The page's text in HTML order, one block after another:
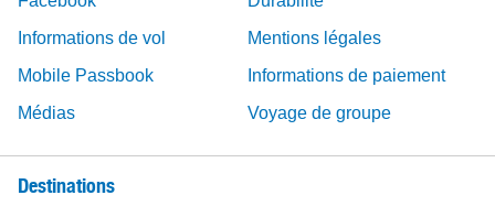
Informations de vol
Mentions légales
Mobile Passbook
Informations de paiement
Médias
Voyage de groupe
Destinations